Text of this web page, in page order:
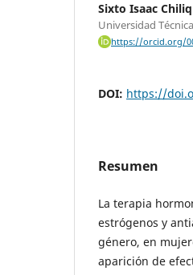
Sixto Isaac
Universidad
https://orcid.org/
DOI: https://
Resumen
La terapia
estrógenos y
género, en
aparición de